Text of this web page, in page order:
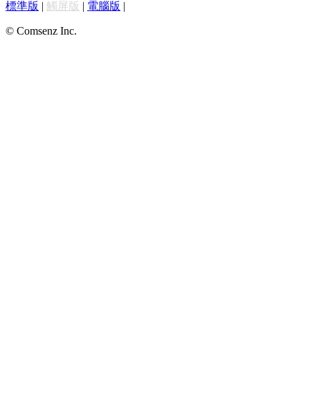
標準版 | 觸屏版 | 電腦版 |
© Comsenz Inc.